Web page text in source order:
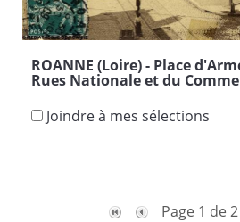
ROANNE (Loire) - Place
Rues Nationale et du
Joindre à mes sélections
Page 1 de 2